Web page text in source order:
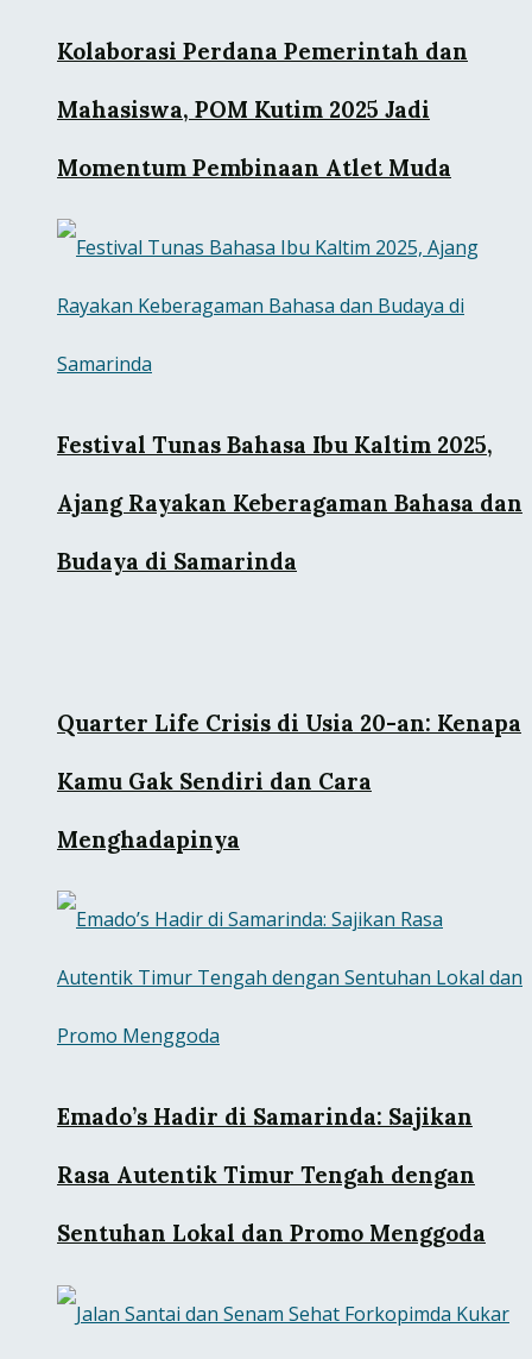
Kolaborasi Perdana Pemerintah dan
Mahasiswa, POM Kutim 2025 Jadi
Momentum Pembinaan Atlet Muda
Festival Tunas Bahasa Ibu Kaltim 2025,
Ajang Rayakan Keberagaman Bahasa dan
Budaya di Samarinda
Quarter Life Crisis di Usia 20-an: Kenapa
Kamu Gak Sendiri dan Cara
Menghadapinya
Emado’s Hadir di Samarinda: Sajikan
Rasa Autentik Timur Tengah dengan
Sentuhan Lokal dan Promo Menggoda